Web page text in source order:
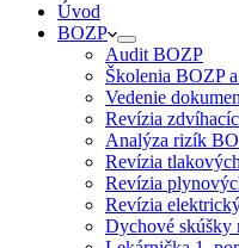
Úvod
BOZP
Audit BOZP
Školenia BOZP
Vedenie
Revízia
Analýza rizík
Revízia
Revízia
Revízia
Dychové skúšky